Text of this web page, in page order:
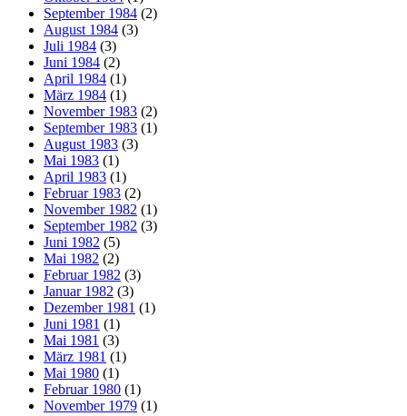
September 1984 (2)
August 1984 (3)
Juli 1984 (3)
Juni 1984 (2)
April 1984 (1)
März 1984 (1)
November 1983 (2)
September 1983 (1)
August 1983 (3)
Mai 1983 (1)
April 1983 (1)
Februar 1983 (2)
November 1982 (1)
September 1982 (3)
Juni 1982 (5)
Mai 1982 (2)
Februar 1982 (3)
Januar 1982 (3)
Dezember 1981 (1)
Juni 1981 (1)
Mai 1981 (3)
März 1981 (1)
Mai 1980 (1)
Februar 1980 (1)
November 1979 (1)